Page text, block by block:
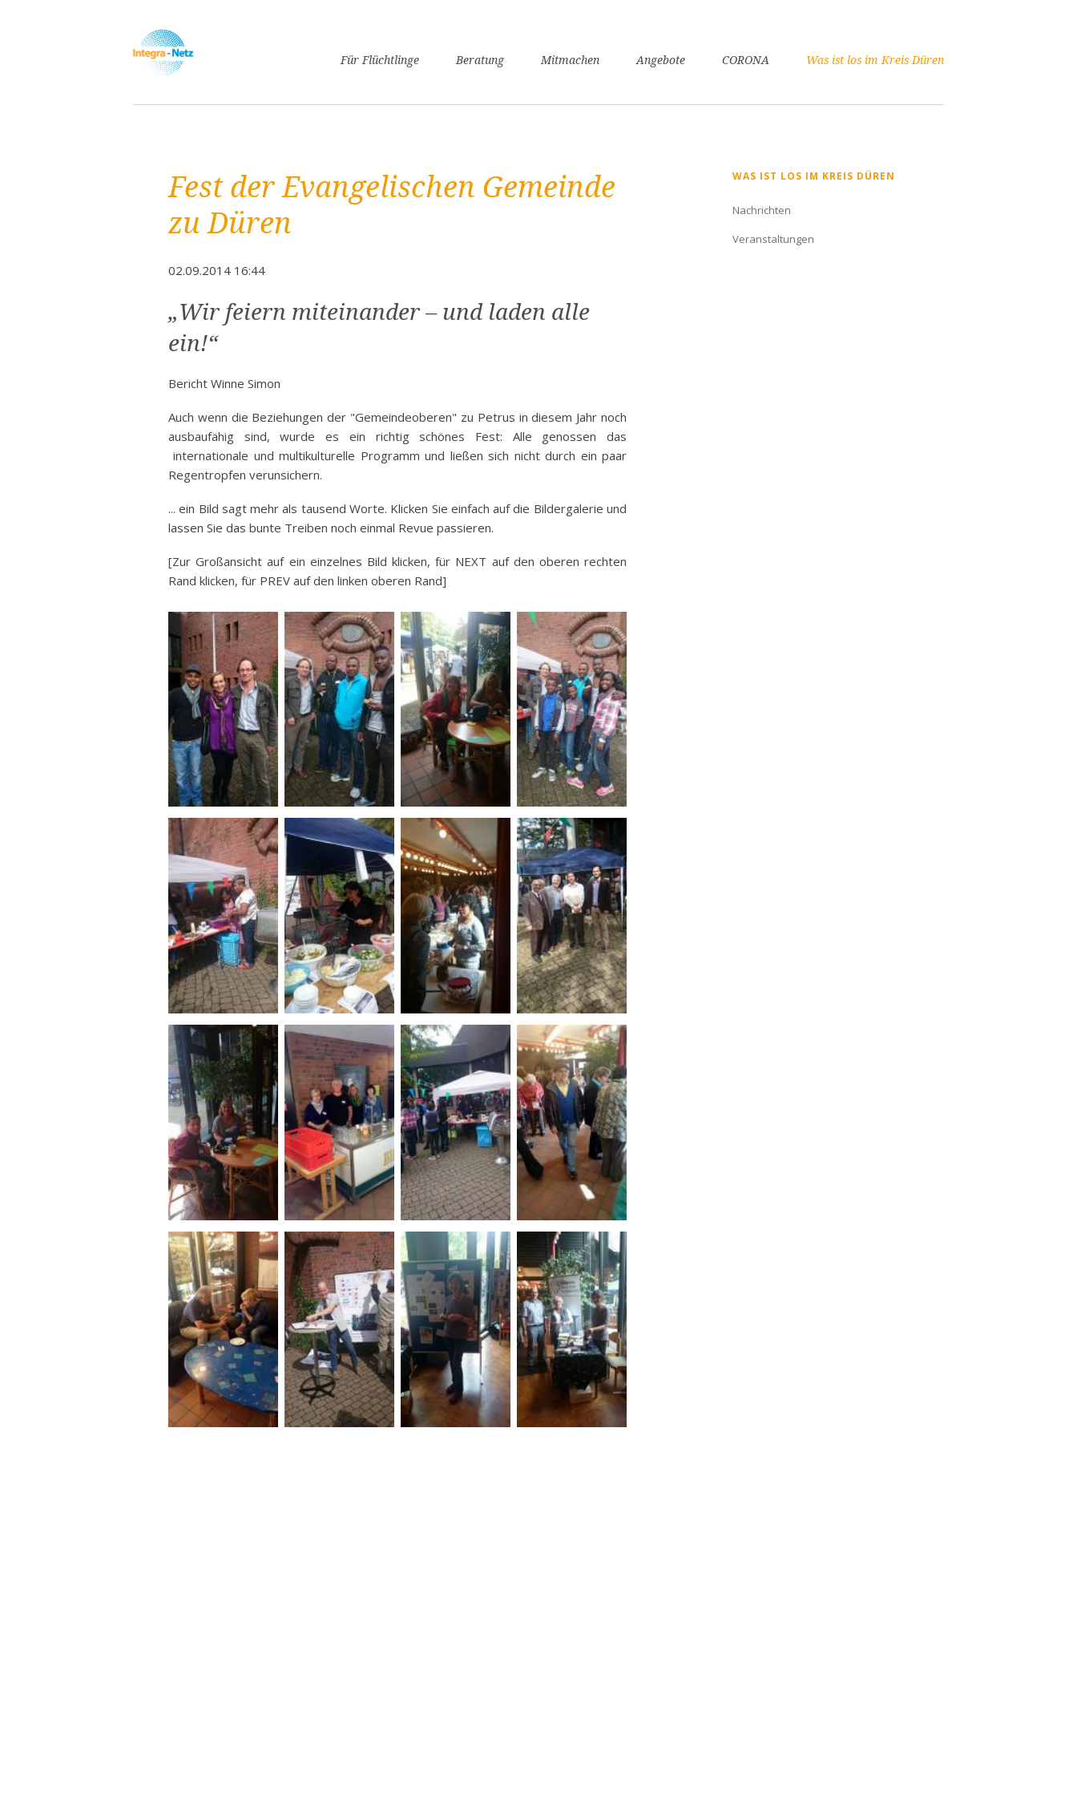
NavigationFür Flüchtlinge
Gesundheit
Freizügigkeit
Familiennachzug
Schulden
Beratung Mitmachen Angebote CORONA Was ist los im Kreis Düren
Fest der Evangelischen Gemeinde
zu Düren
02.09.2014 16:44
„Wir feiern miteinander – und laden alle
ein!“
Bericht Winne Simon
Auch wenn die Beziehungen der "Gemeindeoberen" zu Petrus in diesem Jahr noch
ausbaufähig sind, wurde es ein richtig schönes Fest: Alle genossen das
internationale und multikulturelle Programm und ließen sich nicht durch ein paar
Regentropfen verunsichern.
... ein Bild sagt mehr als tausend Worte. Klicken Sie einfach auf die Bildergalerie und
lassen Sie das bunte Treiben noch einmal Revue passieren.
[Zur Großansicht auf ein einzelnes Bild klicken, für NEXT auf den oberen rechten
Rand klicken, für PREV auf den linken oberen Rand]
Navigation
WAS IST LOS IM KREIS DÜREN
Nachrichten
Veranstaltungen